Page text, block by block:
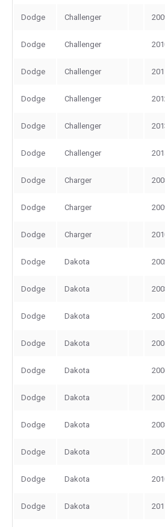
Dodge Challenger
Dodge Challenger
Dodge Challenger
Dodge Challenger
Dodge Challenger
Dodge Challenger
Dodge Charger
Dodge Charger
Dodge Charger
Dodge Dakota
Dodge Dakota
Dodge Dakota
Dodge Dakota
Dodge Dakota
Dodge Dakota
Dodge Dakota
Dodge Dakota
Dodge Dakota
Dodge Dakota